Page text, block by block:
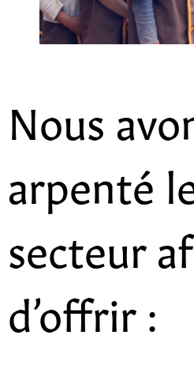
Nous
arpenté
secteur
d’offrir :